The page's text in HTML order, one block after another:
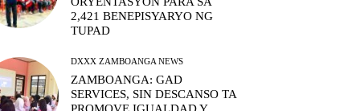
2,421 BENEPISYARYO NG
TUPAD
DXXX ZAMBOANGA NEWS
ZAMBOANGA: GAD
SERVICES, SIN DESCANSO TA